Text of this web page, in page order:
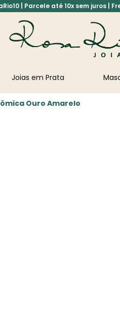
| Parcele até 10x sem juros |
Joias em Prata
Ouro Amarelo